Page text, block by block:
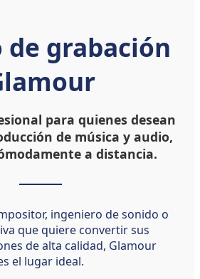
de grabación
para quienes desean
de música y audio,
a distancia.
ingeniero de sonido o
que quiere convertir sus
de alta calidad, Glamour
el lugar ideal.